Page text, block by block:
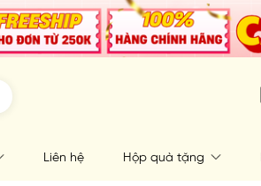
Liên hệ Hộp quà tặng